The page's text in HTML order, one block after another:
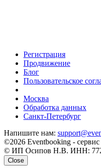
Регистрация
Продвижение
Блог
Пользовательское
Москва
Обработка данных
Санкт-Петербург
Напишите нам:
©2026 Eventbooking -
© ИП Осипов Н.В. ИНН:
Close